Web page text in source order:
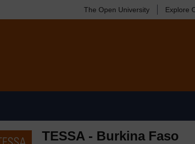
The Open University Explore
TESSA - Burkina Faso